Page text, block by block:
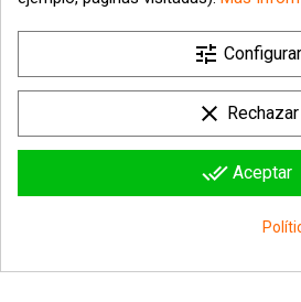
Información sobre la tienda
tune Configurar
clear Rechazar
done_all Aceptar